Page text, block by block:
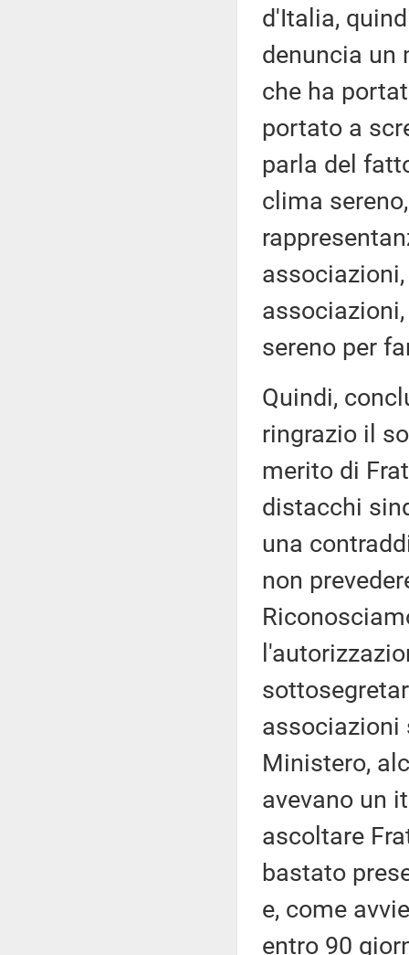
d'Italia,
denuncia un
che ha
portato a
parla del
clima
sereno per
Quindi,
ringrazio il
merito di
distacchi
una
non
associazioni
Ministero,
avevano un
ascoltare
bastato
e, come
entro 90